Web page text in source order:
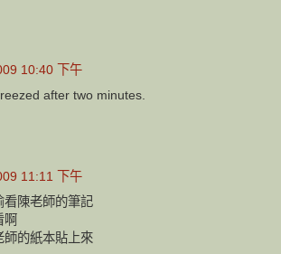
10:40 下午
after two minutes.
11:11 下午
看陳老師的筆記
啊
師的紙本貼上來